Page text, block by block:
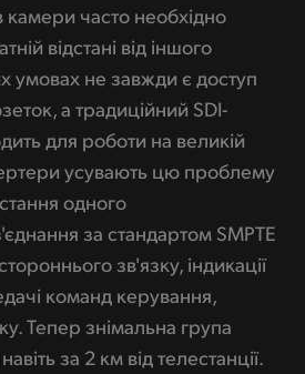
камери часто необхідно
відстані від іншого
умовах не завжди є доступ
а традиційний SDI-
для роботи на великій
усувають цю проблему
одного
за стандартом SMPTE
зв'язку, індикації
команд керування,
Тепер знімальна група
за 2 км від телестанції.